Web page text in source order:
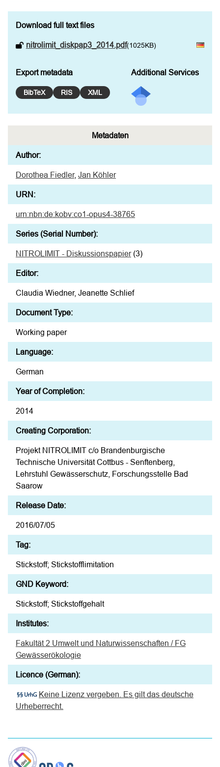
Download full text files
nitrolimit_diskpap3_2014.pdf(1025KB)
Export metadata
BibTeX RIS XML
Additional Services
Metadaten
Author:
Dorothea Fiedler, Jan Köhler
URN:
urn:nbn:de:kobv:co1-opus4-38765
Series (Serial Number):
NITROLIMIT - Diskussionspapier(3)
Editor:
Claudia Wiedner, Jeanette Schlief
Document Type:
Working paper
Language:
German
Year of Completion:
2014
Creating Corporation:
Projekt NITROLIMIT c/o Brandenburgische
Technische Universität Cottbus - Senftenberg,
Lehrstuhl Gewässerschutz, Forschungsstelle Bad
Saarow
Release Date:
2016/07/05
Tag:
Stickstoff; Stickstofflimitation
GND Keyword:
Stickstoff; Stickstoffgehalt
Institutes:
Fakultät 2 Umwelt und Naturwissenschaften / FG
Gewässerökologie
Licence (German):
Keine Lizenz vergeben. Es gilt das deutsche
Urheberrecht.